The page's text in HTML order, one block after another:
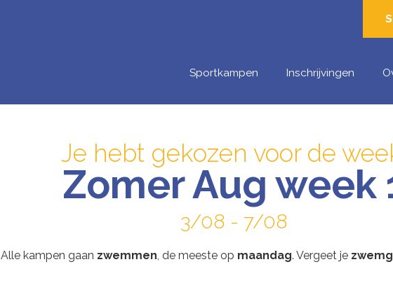
Sportkampen Inschrijvingen
Je hebt gekozen voor de
Zomer Aug week
3/08 - 7/08
Alle kampen gaan zwemmen, de meeste op maandag. Vergeet je